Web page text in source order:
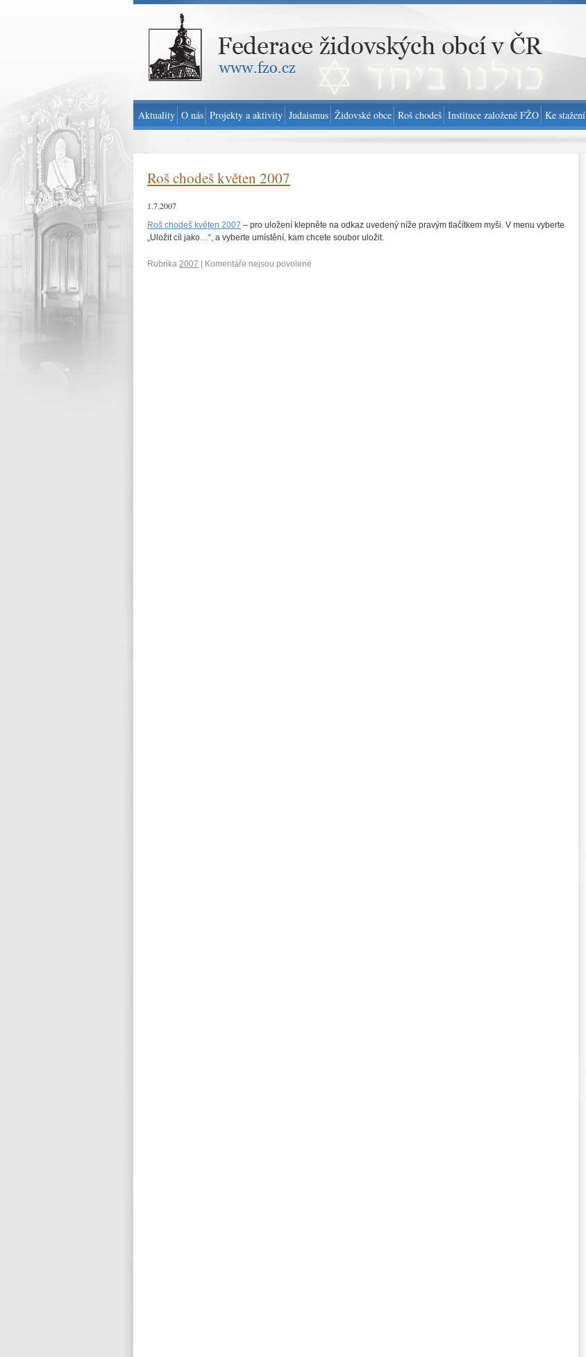
Federace židovských obcí v ČR - www.fzo.cz
Roš chodeš květen 2007
1.7.2007
Roš chodeš květen 2007 – pro uložení klepněte na odkaz uvedený níže pravým tlačítkem myši. V menu vyberte
„Uložit cíl jako…“, a vyberte umístění, kam chcete soubor uložit.
Rubrika 2007 Komentáře nejsou povolené
Aktuality O nás Projekty a aktivity Judaismus Židovské obce Roš chodeš Instituce založené FŽO Ke stažení